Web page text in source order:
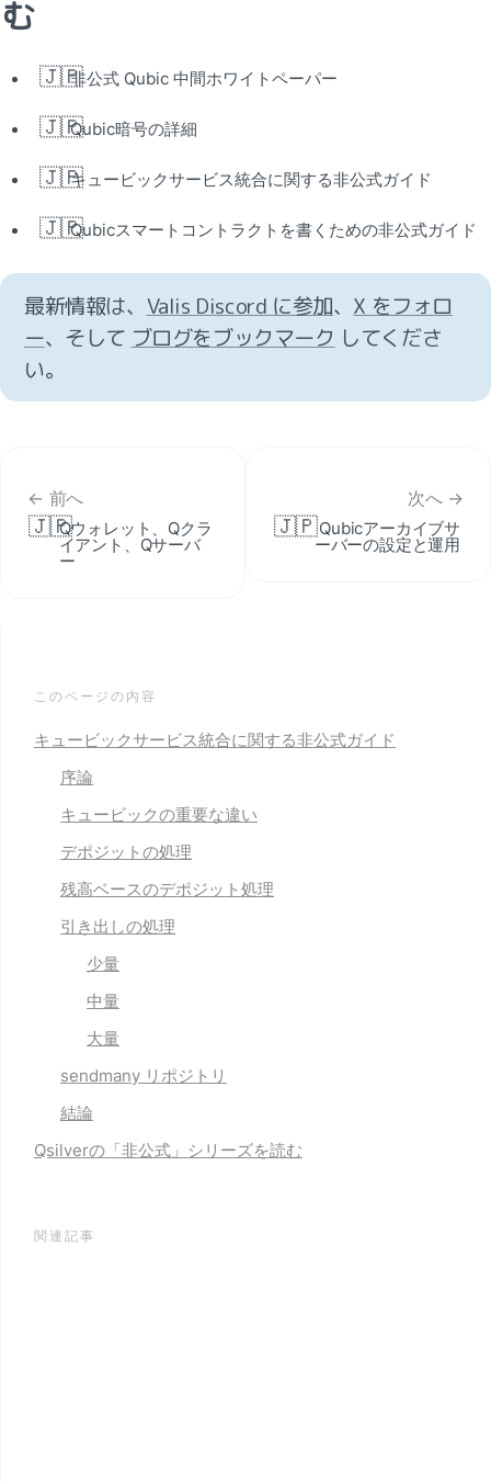
む
🇯🇵非公式 Qubic 中間ホワイトペーパー
🇯🇵Qubic暗号の詳細
🇯🇵キュービックサービス統合に関する非公式ガイド
🇯🇵Qubicスマートコントラクトを書くための非公式ガイド
最新情報は、 Valis Discord に参加、 X をフォロ
ー、そして ブログをブックマーク してくださ
い。
← 前へ
🇯🇵Qウォレット、Qクラ
イアント、Qサーバ
ー
次へ →
🇯🇵Qubicアーカイブサ
ーバーの設定と運用
このページの内容
キュービックサービス統合に関する非公式ガイド
序論
キュービックの重要な違い
デポジットの処理
残高ベースのデポジット処理
引き出しの処理
少量
中量
大量
sendmany リポジトリ
結論
Qsilverの「非公式 」シリーズを読む
関連記事